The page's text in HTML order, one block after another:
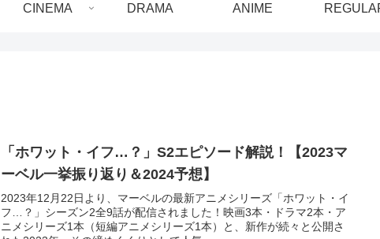
CINEMA DRAMA ANIME
「ホワット・イフ…？」S2エピソード解説！【2023マ
ーベル一挙振り返り＆2024予想】
2023年12月22日より、マーベルの最新アニメシリーズ「ホワット・イ
フ…？」シーズン2全9話が配信されました！映画3本・ドラマ2本・ア
ニメシリーズ1本（短編アニメシリーズ1本）と、新作が続々と公開さ